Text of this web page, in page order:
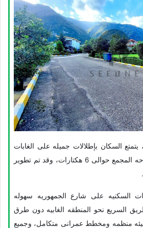
السکان بإطلالات جمیله على الغابات
والجبال والبحر. تبلغ مساحه المجمع حوالی 6 هکتارات، وقد تم تطویر
السکنیه على شارع الجمهوریه سهوله
السریع نحو المنطقه الغابیه دون طرق
منظمه ومخطط عمرانی متکامل، وجمیع